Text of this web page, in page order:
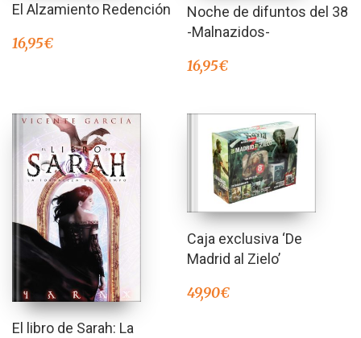
El Alzamiento Redención
16,95€
Noche de difuntos del 38
-Malnazidos-
16,95€
El libro de Sarah: La
Caja exclusiva ‘De
Madrid al Zielo’
49,90€